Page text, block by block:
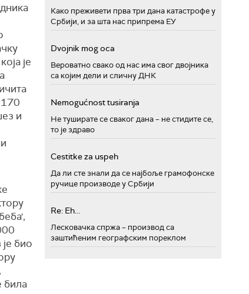
је
и
био
била
Како преживети прва три дана катастрофе у
Србији, и за шта нас припрема ЕУ
Dvojnik mog oca
Вероватно свако од нас има свог двојника
са којим дели и сличну ДНК
Nemogućnost tusiranja
Не туширате се сваког дана – не стидите се,
то је здраво
Cestitke za uspeh
Да ли сте знали да се најбоље грамофонске
ручице производе у Србији
Re: Eh...
Лесковачка спржа – производ са
заштићеним географским пореклом